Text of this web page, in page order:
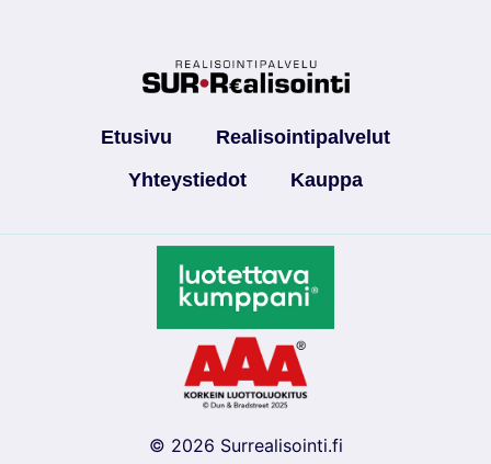
Etusivu
Realisointipalvelut
Yhteystiedot
Kauppa
© 2026 Surrealisointi.fi